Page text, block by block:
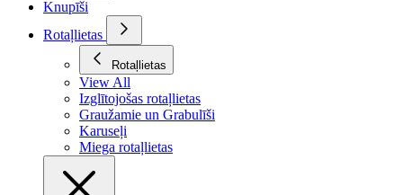
Knupīši
Rotaļlietas
Rotaļlietas
View All
Izglītojošas rotaļlietas
Graužamie un Grabulīši
Karuseļi
Miega rotaļlietas